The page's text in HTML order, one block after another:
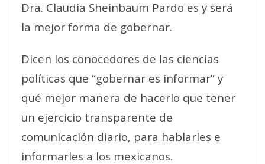
Dra. Claudia Sheinbaum Pardo es y será
la mejor forma de gobernar.
Dicen los conocedores de las ciencias
políticas que “gobernar es informar” y
qué mejor manera de hacerlo que tener
un ejercicio transparente de
comunicación diario, para hablarles e
informarles a los mexicanos.